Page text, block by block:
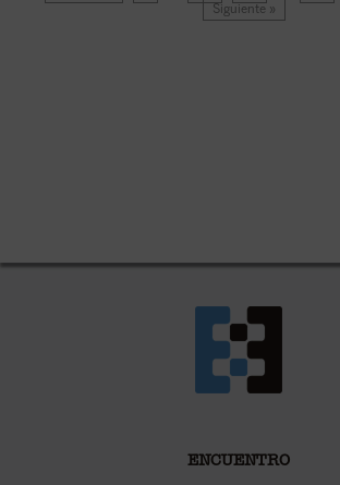
Siguiente »
ENCUENTRO